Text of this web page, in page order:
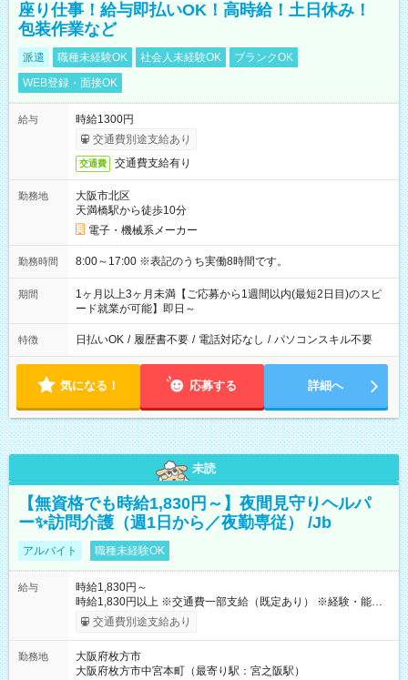
座り仕事！給与即払いOK！高時給！土日休み！
包装作業など
派遣 職種未経験OK 社会人未経験OK
ブランクOK
WEB登録・面接OK
給与
時給1300円
交通費別途支給あり
交通費 交通費支給有り
勤務地
大阪市北区
天満橋駅から徒歩10分
電子・機械系メーカー
勤務時間 8:00～17:00 ※表記のうち実働8時間です。
期間
1ヶ月以上3ヶ月未満【ご応募から1週間以内(最短2日目)のスピ
ード就業が可能】即日～
特徴 日払いOK / 履歴書不要 / 電話対応なし / パソコンスキル不要
気になる！ 応募する 詳細へ
未読
【無資格でも時給1,830円～】夜間見守りヘルパ
ー✨訪問介護（週1日から／夜勤専従） /Jb
アルバイト 職種未経験OK
給与
時給1,830円～
時給1,830円以上 ※交通費一部支給（既定あり） ※経験・能力を
考慮して決定します 【収入例】 週1回勤務の場合：1,830円×8時
間×4回=5万8,560円 週3回勤務の場合：1,830円×8時間×12回
月 ※ 雇用形態と給与に、本採用時と異なる部分があります。 雇
用形態：本採用時と同じです。 給与：時給 1,610円以上
交通費別途支給あり
勤務地
大阪府枚方市
大阪府枚方市中宮本町（最寄り駅：宮之阪駅）